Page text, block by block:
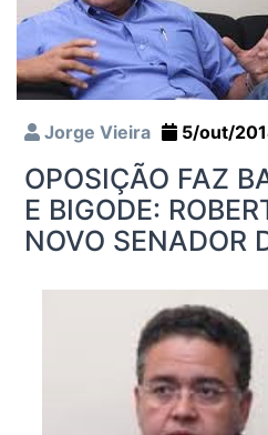
Jorge Vieira 5/out/
OPOSIÇÃO FAZ
E BIGODE:
NOVO SENADOR